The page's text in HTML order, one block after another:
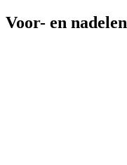
Voor- en nadelen